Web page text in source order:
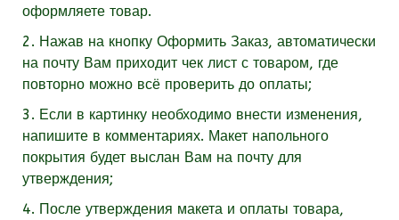
оформляете товар.
2. Нажав на кнопку Оформить Заказ, автоматически
на почту Вам приходит чек лист с товаром, где
повторно можно всё проверить до оплаты;
3. Если в картинку необходимо внести изменения,
напишите в комментариях. Макет напольного
покрытия будет выслан Вам на почту для
утверждения;
4. После утверждения макета и оплаты товара,